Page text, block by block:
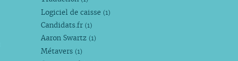
Logiciel de caisse (1)
Candidats.fr (1)
Aaron Swartz (1)
Métavers (1)